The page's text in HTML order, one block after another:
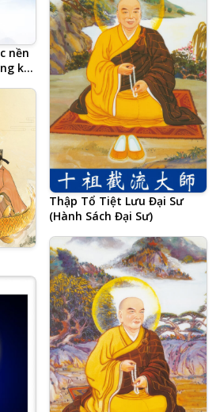
nền
kết
Thập Tổ Tiệt Lưu Đại Sư
(Hành Sách Đại Sư)